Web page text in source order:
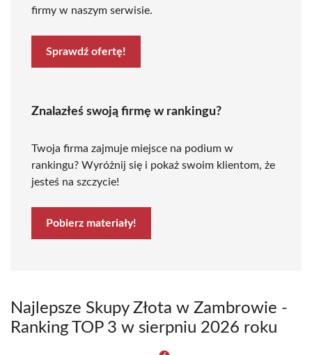
firmy w naszym serwisie.
Sprawdź ofertę!
Znalazłeś swoją firmę w rankingu?
Twoja firma zajmuje miejsce na podium w
rankingu? Wyróżnij się i pokaż swoim klientom, że
jesteś na szczycie!
Pobierz materiały!
Najlepsze Skupy Złota w Zambrowie -
Ranking TOP 3 w sierpniu 2026 roku